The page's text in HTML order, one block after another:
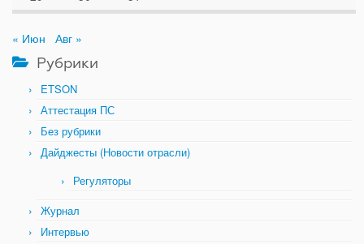
« Июн Авг »
Рубрики
ETSON
Аттестация ПС
Без рубрики
Дайджесты (Новости отрасли)
Регуляторы
Журнал
Интервью